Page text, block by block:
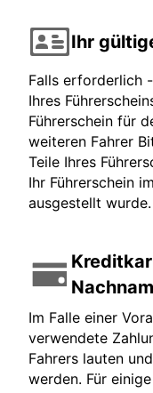
Ihr
Falls erforderlich
Ihres
Führerschein für
weiteren Fahrer
Teile Ihres
Ihr Führerschein
ausgestellt wurde.
Im Falle einer
verwendete
Fahrers lauten
werden. Für